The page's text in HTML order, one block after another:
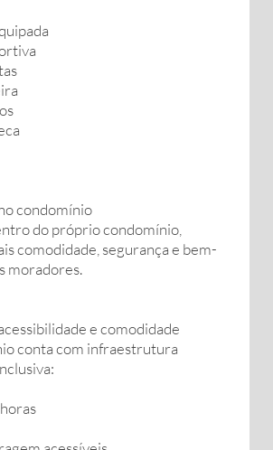
condomínio
do próprio condomínio,
comodidade, segurança e bem-
moradores.
e comodidade
conta com infraestrutura